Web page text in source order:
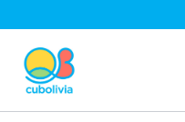
contenido